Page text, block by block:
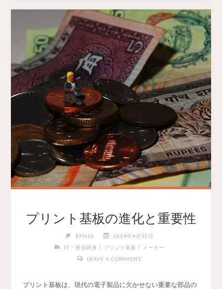
プリント基板の進化と重要性
EFISIO
2024年4月15日
IT・通信関連 / プリント基板 /
メーカー
LEAVE A COMMENT
プリント基板は、現代の電子製品に欠かせない重要な部品の